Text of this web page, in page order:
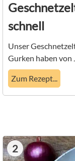
schnell
Unser
Gurken haben von
Zum Rezept...
2